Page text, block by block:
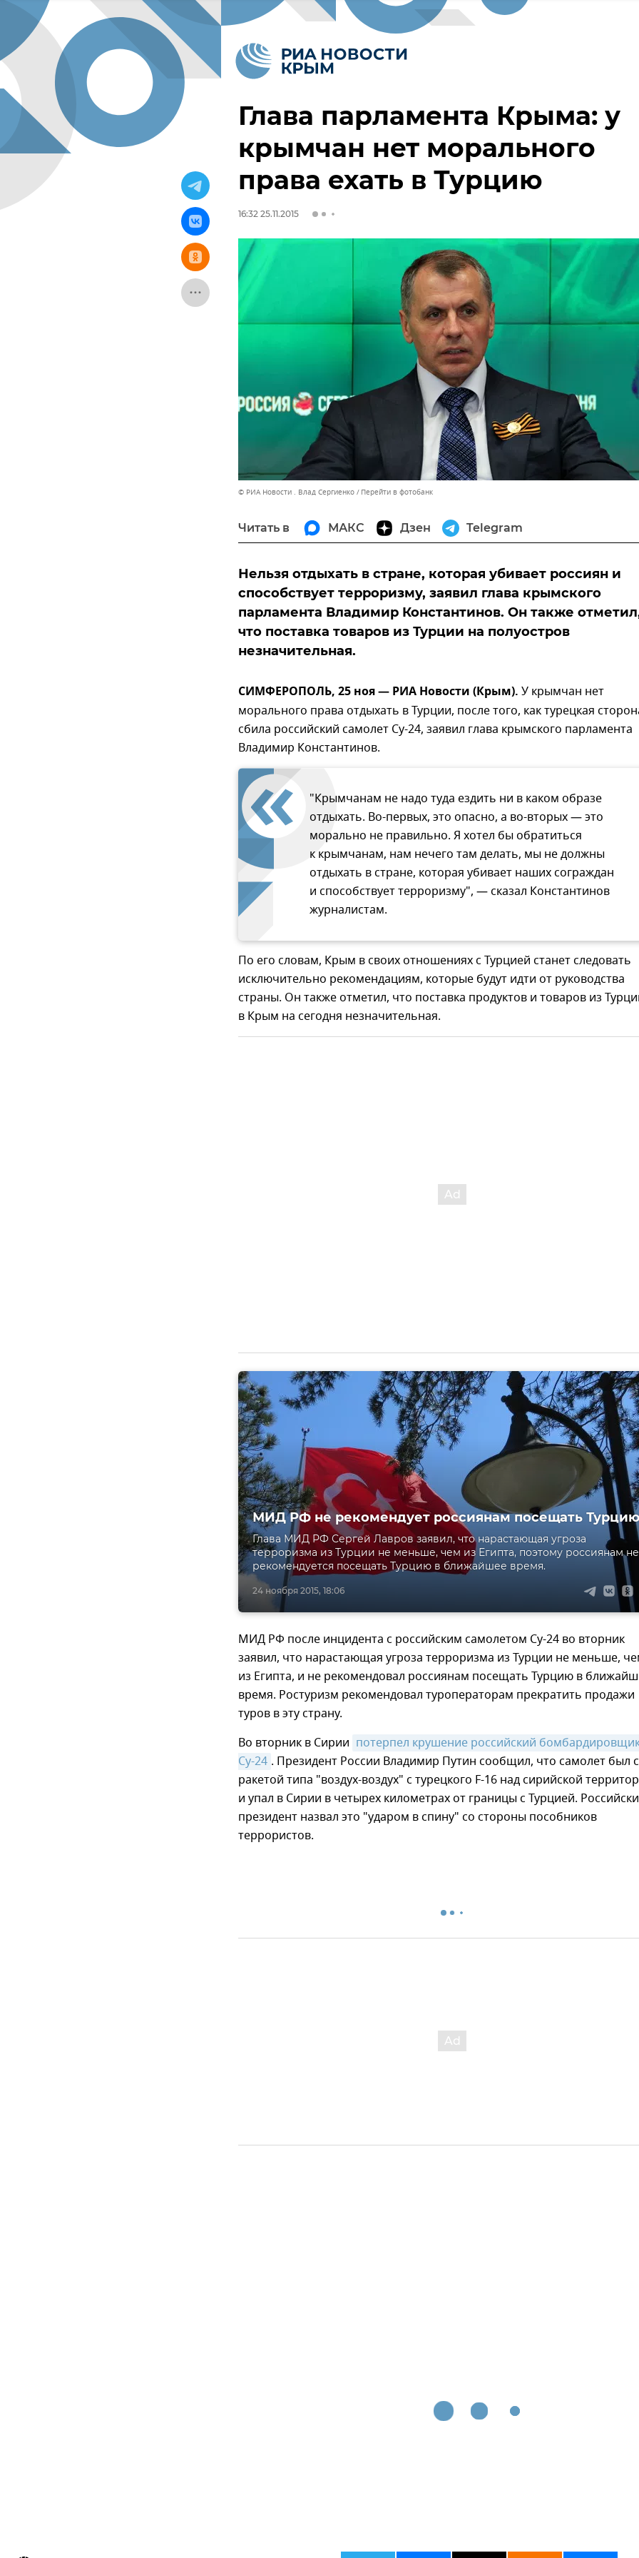
Глава парламента Крыма: у
крымчан нет морального
права ехать в Турцию
16:32 25.11.2015
© РИА Новости . Влад Сергиенко Перейти в фотобанк
Читать в МАКС Дзен Telegram
Нельзя отдыхать в стране, которая убивает россиян и
способствует терроризму, заявил глава крымского
парламента Владимир Константинов. Он также
что поставка товаров из Турции на полуостров
незначительная.
СИМФЕРОПОЛЬ, 25 ноя — РИА Новости (Крым). У крымчан нет
морального права отдыхать в Турции, после того, как турецкая
сбила российский самолет Су-24, заявил глава крымского парламента
Владимир Константинов.
"Крымчанам не надо туда ездить ни в каком образе
отдыхать. Во-первых, это опасно, а во-вторых — это
морально не правильно. Я хотел бы обратиться
к крымчанам, нам нечего там делать, мы не должны
отдыхать в стране, которая убивает наших сограждан
и способствует терроризму", — сказал Константинов
журналистам.
По его словам, Крым в своих отношениях с Турцией станет следовать
исключительно рекомендациям, которые будут идти от руководства
страны. Он также отметил, что поставка продуктов и товаров из
в Крым на сегодня незначительная.
24 ноября 2015, 18:06
МИД РФ не рекомендует россиянам посещать Турцию
Глава МИД РФ Сергей Лавров заявил, что нарастающая угроза
терроризма из Турции не меньше, чем из Египта, поэтому россиянам не
рекомендуется посещать Турцию в ближайшее время.
МИД РФ после инцидента с российским самолетом Су-24 во вторник
заявил, что нарастающая угроза терроризма из Турции не меньше,
из Египта, и не рекомендовал россиянам посещать Турцию в
время. Ростуризм рекомендовал туроператорам прекратить продажи
туров в эту страну.
Во вторник в Сирии потерпел крушение российский
Су-24 . Президент России Владимир Путин сообщил, что самолет был
ракетой типа "воздух-воздух" с турецкого F-16 над сирийской
и упал в Сирии в четырех километрах от границы с Турцией.
президент назвал это "ударом в спину" со стороны пособников
террористов.